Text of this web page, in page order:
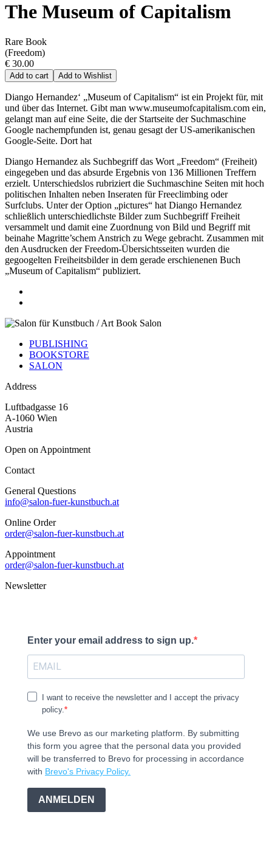
The Museum of Capitalism
Rare Book
(Freedom)
€ 30.00
Add to cart Add to Wishlist
Diango Hernandez‘ „Museum of Capitalism“ ist ein Projekt für, mit
und über das Internet. Gibt man www.museumofcapitalism.com ein,
gelangt man auf eine Seite, die der Startseite der Suchmaschine
Google nachempfunden ist, genau gesagt der US-amerikanischen
Google-Seite. Dort hat
Diango Hernandez als Suchbegriff das Wort „Freedom“ (Freiheit)
eingegeben und das absurde Ergebnis von 136 Millionen Treffern
erzielt. Unterschiedslos rubriziert die Suchmaschine Seiten mit hoch
politischen Inhalten neben Inseraten für Freeclimbing oder
Surfclubs. Unter der Option „pictures“ hat Diango Hernandez
schließlich unterschiedlichste Bilder zum Suchbegriff Freiheit
versammelt und damit eine Zuordnung von Bild und Begriff mit
beinahe Magritte’schem Anstrich zu Wege gebracht. Zusammen mit
den Ausdrucken der Freedom-Übersichtsseiten wurden die
gegoogelten Freiheitsbilder in dem gerade erschienenen Buch
„Museum of Capitalism“ publiziert.
PUBLISHING
BOOKSTORE
SALON
Address
Luftbadgasse 16
A-1060 Wien
Austria
Open on Appointment
Contact
General Questions
info@salon-fuer-kunstbuch.at
Online Order
order@salon-fuer-kunstbuch.at
Appointment
order@salon-fuer-kunstbuch.at
Newsletter
Enter your email address to sign up.
I want to receive the newsletter and I accept the privacy
policy.
We use Brevo as our marketing platform. By submitting
this form you agree that the personal data you provided
will be transferred to Brevo for processing in accordance
with Brevo's Privacy Policy.
ANMELDEN